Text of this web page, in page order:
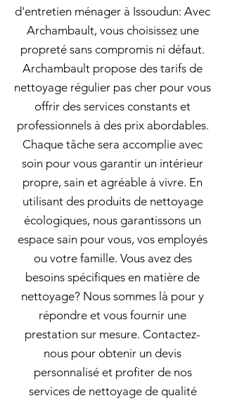
d'entretien ménager à Issoudun: Avec
Archambault, vous choisissez une
propreté sans compromis ni défaut.
Archambault propose des tarifs de
nettoyage régulier pas cher pour vous
offrir des services constants et
professionnels à des prix abordables.
Chaque tâche sera accomplie avec
soin pour vous garantir un intérieur
propre, sain et agréable à vivre. En
utilisant des produits de nettoyage
écologiques, nous garantissons un
espace sain pour vous, vos employés
ou votre famille. Vous avez des
besoins spécifiques en matière de
nettoyage? Nous sommes là pour y
répondre et vous fournir une
prestation sur mesure. Contactez-
nous pour obtenir un devis
personnalisé et profiter de nos
services de nettoyage de qualité